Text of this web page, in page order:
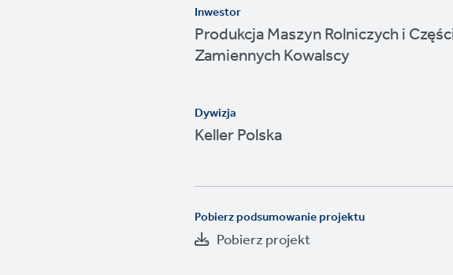
Inwestor
Produkcja Maszyn Rolniczych i
Zamiennych Kowalscy
Dywizja
Keller Polska
Pobierz podsumowanie projektu
Pobierz projekt